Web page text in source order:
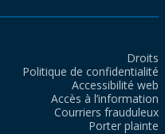
Droits
Politique de confidentialité
Accessibilité web
Accès à l’information
Courriers frauduleux
Porter plainte